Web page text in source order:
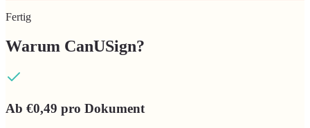
Fertig
Warum CanUSign?
Ab €0,49 pro Dokument